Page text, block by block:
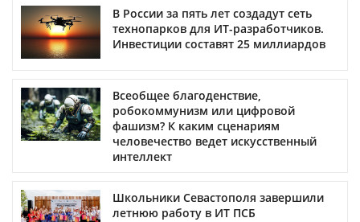
В России за пять лет создадут сеть
технопарков для ИТ-разработчиков.
Инвестиции составят 25 миллиардов
Всеобщее благоденствие,
робокоммунизм или цифровой
фашизм? К каким сценариям
человечество ведет искусственный
интеллект
Школьники Севастополя завершили
летнюю работу в ИТ ПСБ